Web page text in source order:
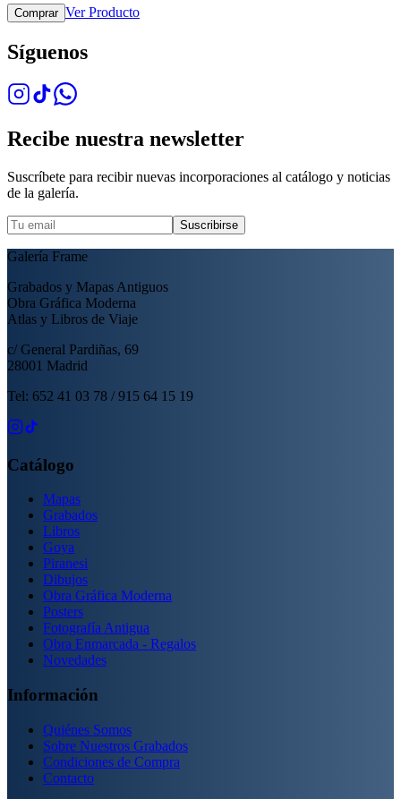
Comprar Ver Producto
Síguenos
Recibe nuestra newsletter
Suscríbete para recibir nuevas incorporaciones al catálogo y noticias
de la galería.
Suscribirse
Galería Frame
Grabados y Mapas Antiguos
Obra Gráfica Moderna
Atlas y Libros de Viaje
c/ General Pardiñas, 69
28001 Madrid
Tel: 652 41 03 78 / 915 64 15 19
Catálogo
Mapas
Grabados
Libros
Goya
Piranesi
Dibujos
Obra Gráfica Moderna
Posters
Fotografía Antigua
Obra Enmarcada - Regalos
Novedades
Información
Quiénes Somos
Sobre Nuestros Grabados
Condiciones de Compra
Contacto